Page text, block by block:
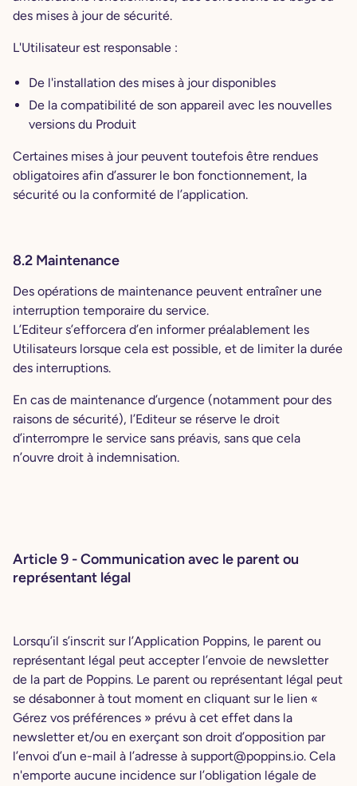
des mises à jour de sécurité.
L'Utilisateur est responsable :
De l'installation des mises à jour disponibles
De la compatibilité de son appareil avec les nouvelles
versions du Produit
Certaines mises à jour peuvent toutefois être rendues
obligatoires afin d’assurer le bon fonctionnement, la
sécurité ou la conformité de l’application.
8.2 Maintenance
Des opérations de maintenance peuvent entraîner une
interruption temporaire du service.
L’Editeur s’efforcera d’en informer préalablement les
Utilisateurs lorsque cela est possible, et de limiter la durée
des interruptions.
En cas de maintenance d’urgence (notamment pour des
raisons de sécurité), l’Editeur se réserve le droit
d’interrompre le service sans préavis, sans que cela
n’ouvre droit à indemnisation.
Article 9 - Communication avec le parent ou
représentant légal
Lorsqu’il s’inscrit sur l’Application Poppins, le parent ou
représentant légal peut accepter l’envoie de newsletter
de la part de Poppins. Le parent ou représentant légal peut
se désabonner à tout moment en cliquant sur le lien «
Gérez vos préférences » prévu à cet effet dans la
newsletter et/ou en exerçant son droit d’opposition par
l’envoi d’un e-mail à l’adresse à support@poppins.io. Cela
n'emporte aucune incidence sur l’obligation légale de